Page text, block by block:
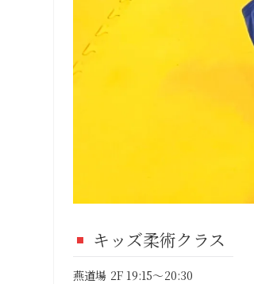
キッズ柔術クラス
燕道場 2F 19:15～20:30